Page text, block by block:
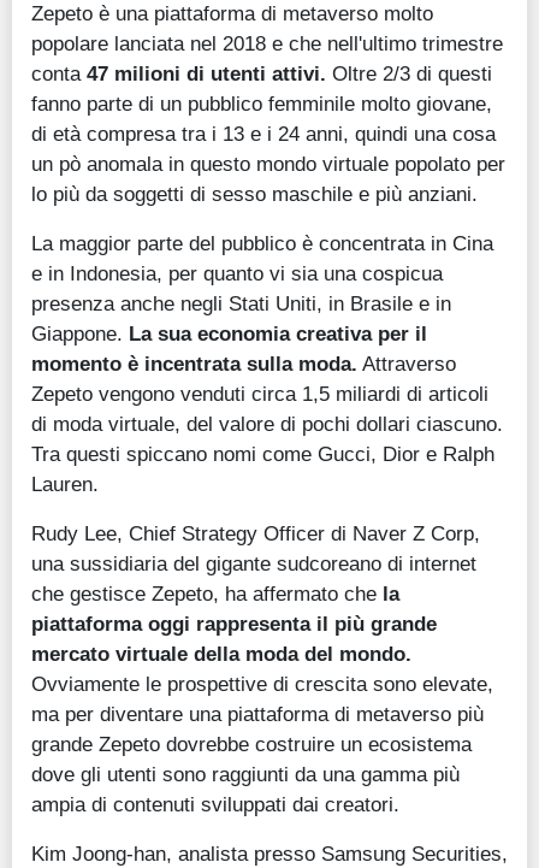
Zepeto è una piattaforma di metaverso molto
popolare lanciata nel 2018 e che nell'ultimo trimestre
conta 47 milioni di utenti attivi. Oltre 2/3 di questi
fanno parte di un pubblico femminile molto giovane,
di età compresa tra i 13 e i 24 anni, quindi una cosa
un pò anomala in questo mondo virtuale popolato per
lo più da soggetti di sesso maschile e più anziani.
La maggior parte del pubblico è concentrata in Cina
e in Indonesia, per quanto vi sia una cospicua
presenza anche negli Stati Uniti, in Brasile e in
Giappone. La sua economia creativa per il
momento è incentrata sulla moda. Attraverso
Zepeto vengono venduti circa 1,5 miliardi di articoli
di moda virtuale, del valore di pochi dollari ciascuno.
Tra questi spiccano nomi come Gucci, Dior e Ralph
Lauren.
Rudy Lee, Chief Strategy Officer di Naver Z Corp,
una sussidiaria del gigante sudcoreano di internet
che gestisce Zepeto, ha affermato che la
piattaforma oggi rappresenta il più grande
mercato virtuale della moda del mondo.
Ovviamente le prospettive di crescita sono elevate,
ma per diventare una piattaforma di metaverso più
grande Zepeto dovrebbe costruire un ecosistema
dove gli utenti sono raggiunti da una gamma più
ampia di contenuti sviluppati dai creatori.
Kim Joong-han, analista presso Samsung Securities,